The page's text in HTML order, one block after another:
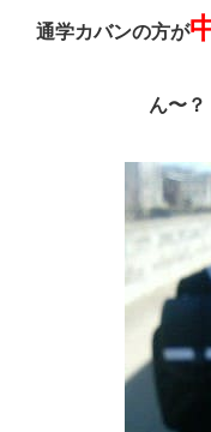
通学カバンの方が
ん〜